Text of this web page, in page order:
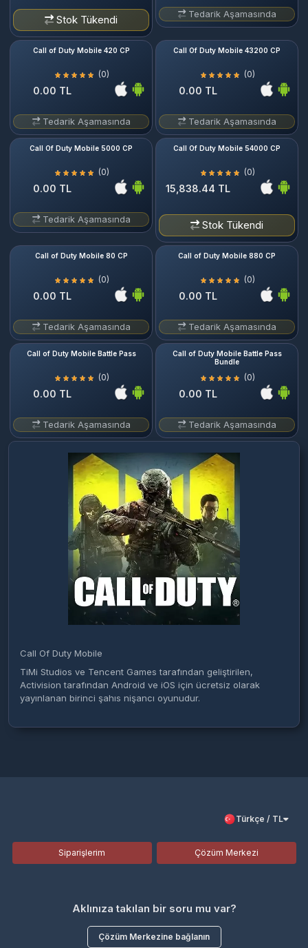
Stok Tükendi Tedarik Aşamasında
Call of Duty Mobile 420 CP
(0)
0.00 TL
Tedarik Aşamasında
Call Of Duty Mobile 43200 CP
(0)
0.00 TL
Tedarik Aşamasında
Call Of Duty Mobile 5000 CP
(0)
0.00 TL
Tedarik Aşamasında
Call Of Duty Mobile 54000 CP
(0)
15,838.44 TL
Stok Tükendi
Call of Duty Mobile 80 CP
(0)
0.00 TL
Tedarik Aşamasında
Call of Duty Mobile 880 CP
(0)
0.00 TL
Tedarik Aşamasında
Call of Duty Mobile Battle Pass
(0)
0.00 TL
Tedarik Aşamasında
Call of Duty Mobile Battle Pass
Bundle
(0)
0.00 TL
Tedarik Aşamasında
Call Of Duty Mobile
TiMi Studios ve Tencent Games tarafından geliştirilen,
Activision tarafından Android ve iOS için ücretsiz olarak
yayınlanan birinci şahıs nişancı oyunudur.
Türkçe / TL
Siparişlerim Çözüm Merkezi
Aklınıza takılan bir soru mu var?
Çözüm Merkezine bağlanın